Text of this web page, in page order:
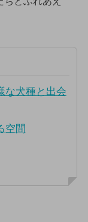
な犬種と出会
空間